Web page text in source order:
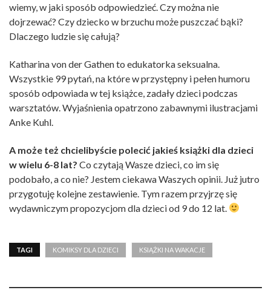
wiemy, w jaki sposób odpowiedzieć. Czy można nie
dojrzewać? Czy dziecko w brzuchu może puszczać bąki?
Dlaczego ludzie się całują?
Katharina von der Gathen to edukatorka seksualna.
Wszystkie 99 pytań, na które w przystępny i pełen humoru
sposób odpowiada w tej książce, zadały dzieci podczas
warsztatów. Wyjaśnienia opatrzono zabawnymi ilustracjami
Anke Kuhl.
A może też chcielibyście polecić jakieś książki dla dzieci
w wielu 6-8 lat? Co czytają Wasze dzieci, co im się
podobało, a co nie? Jestem ciekawa Waszych opinii. Już jutro
przygotuję kolejne zestawienie. Tym razem przyjrzę się
wydawniczym propozycjom dla dzieci od 9 do 12 lat.
TAGI KOMIKSY DLA DZIECI KSIĄŻKI NA WAKACJE